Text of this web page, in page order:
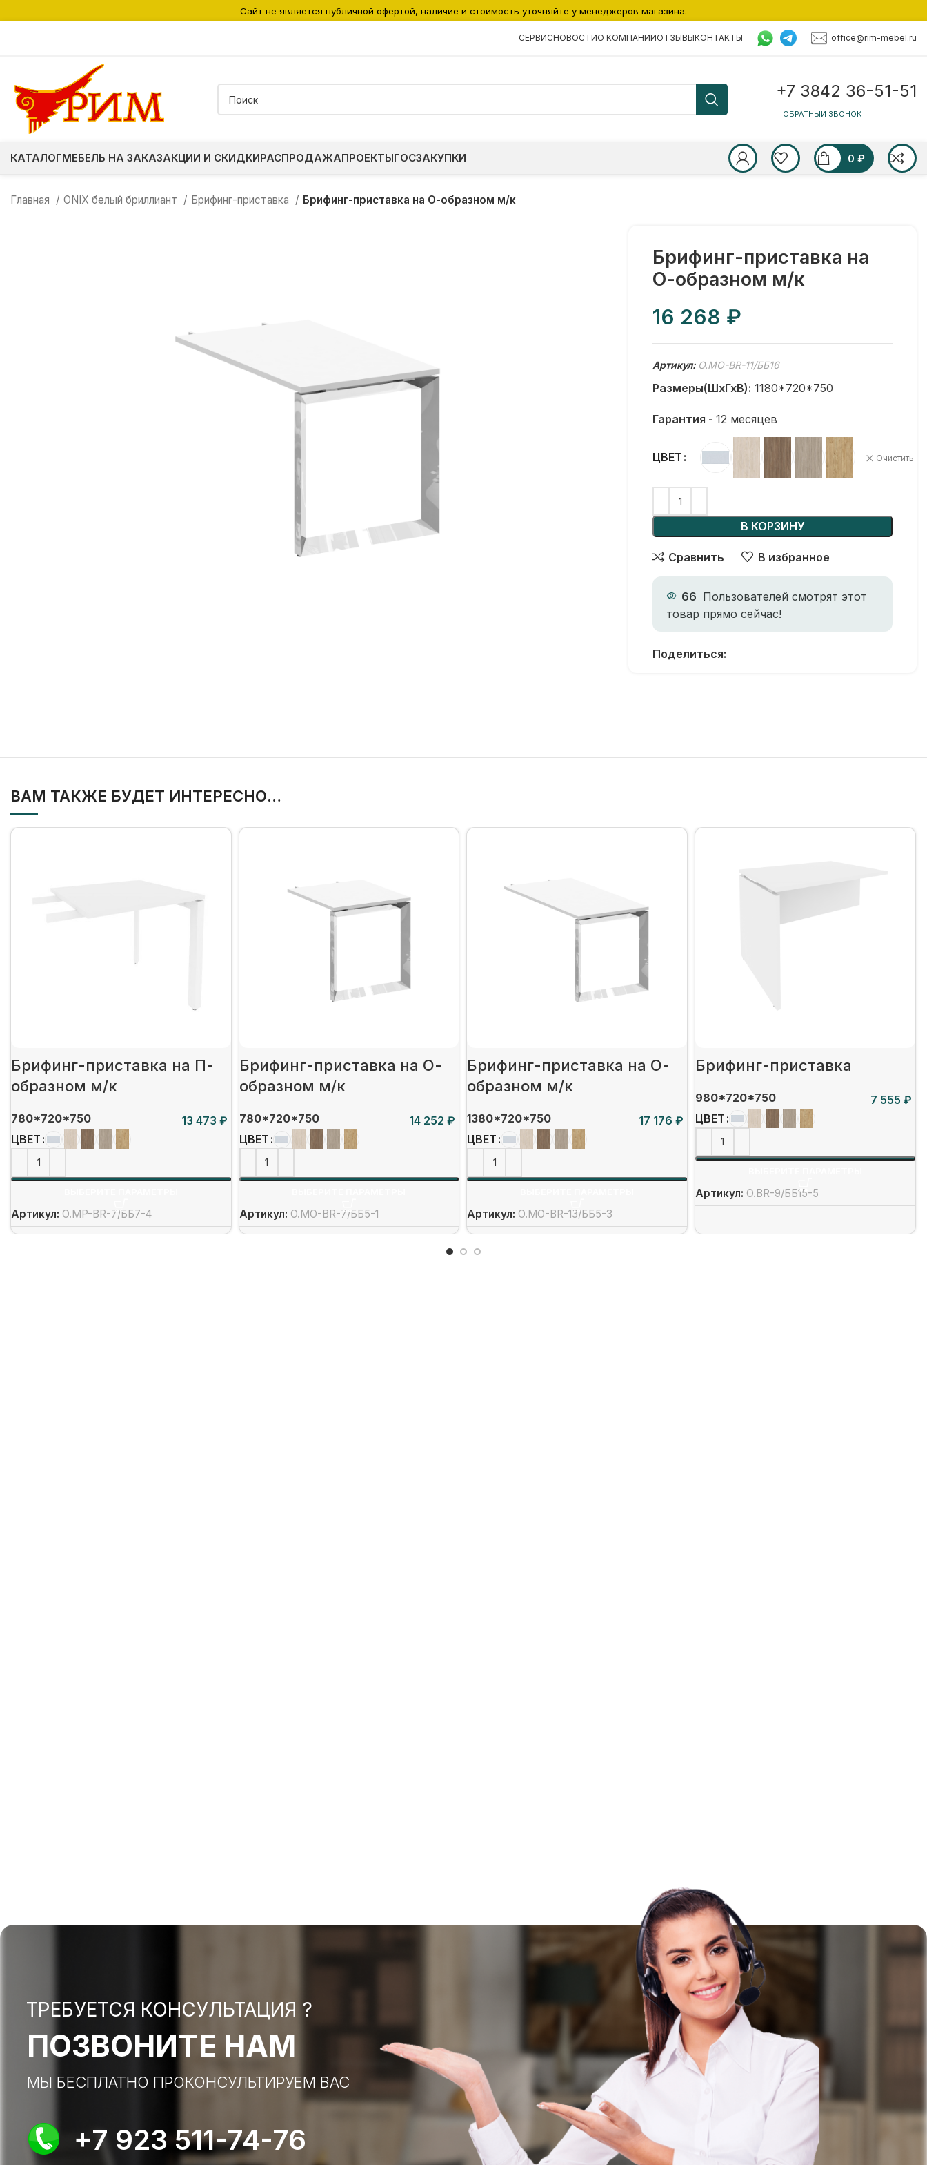
СЕРВИСНОВОСТИО КОМПАНИИОТЗЫВЫКОНТАКТЫ office@rim-mebel.ru
+7 3842 36-51-51
ОБРАТНЫЙ ЗВОНОК
КАТАЛОГМЕБЕЛЬ НА ЗАКАЗАКЦИИ И СКИДКИРАСПРОДАЖАПРОЕКТЫГОСЗАКУПКИ 0 ₽
Главная ONIX белый бриллиант Брифинг-приставка Брифинг-приставка на О-образном м/к
Брифинг-приставка на
О-образном м/к
₽
Артикул: O.MO-BR-11/ББ16
Размеры(ШхГхВ): 1180*720*750
Гарантия - 12 месяцев
ЦВЕТ Очистить
В КОРЗИНУ
Сравнить В избранное
66 Пользователей смотрят этот
товар прямо сейчас!
Поделиться:
ВАМ ТАКЖЕ БУДЕТ ИНТЕРЕСНО…
Брифинг-приставка на П-
образном м/к
780*720*750
₽
ЦВЕТ
Артикул: O.MP-BR-7/ББ7-4
Брифинг-приставка на О-
образном м/к
780*720*750
₽
ЦВЕТ
Артикул: O.MO-BR-7/ББ5-1
Брифинг-приставка на О-
образном м/к
1380*720*750
₽
ЦВЕТ
Артикул: O.MO-BR-13/ББ5-3
Брифинг-приставка
980*720*750
₽
ЦВЕТ
Артикул: O.BR-9/ББ15-5
ТРЕБУЕТСЯ КОНСУЛЬТАЦИЯ ?
ПОЗВОНИТЕ НАМ
МЫ БЕСПЛАТНО ПРОКОНСУЛЬТИРУЕМ ВАС
+7 923 511-74-76
Сайт не является публичной офертой, наличие и стоимость уточняйте у менеджеров магазина.